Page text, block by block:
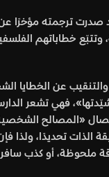
صدرت ترجمته مؤخرًا
خطاباتهم
والتنقيب عن
فهي تشعر
«المصالح
الذات تحديدًا، ولذا
ملحوظة، أو كذب